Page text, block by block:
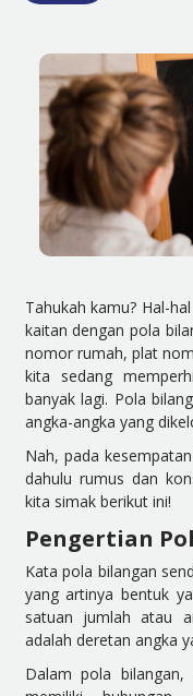
Tahukah kamu? Hal-
kaitan dengan pola
nomor rumah, plat
kita sedang
banyak lagi. Pola
angka-angka yang
Nah, pada
dahulu rumus dan
kita simak berikut ini!
Pengertian
Kata pola bilangan
yang artinya bentuk
satuan jumlah atau
adalah deretan angka
Dalam pola